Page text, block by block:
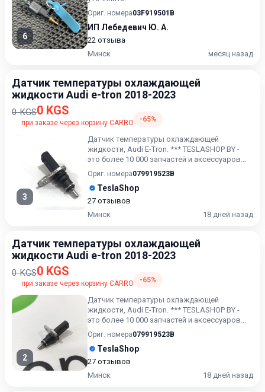
6
Ориг. номера03F919501B
ИП Лебедевич Ю. А.
22 отзыва
Минск
месяц назад
Датчик температуры охлаждающей
жидкости Audi e-tron 2018-2023
0 KGS0 KGS
при заказе через корзину CARRO -65%
3
Датчик температуры охлаждающей
жидкости, Audi E-Tron. *** TESLASHOP BY -
это более 10 000 запчастей и аксессуаров
для TESLAModel 3, Model X,...
Ориг. номера079919523B
TeslaShop
27 отзывов
Минск
18 дней назад
Датчик температуры охлаждающей
жидкости Audi e-tron 2018-2023
0 KGS0 KGS
при заказе через корзину CARRO -65%
2
Датчик температуры охлаждающей
жидкости, Audi E-Tron. *** TESLASHOP BY -
это более 10 000 запчастей и аксессуаров
для TESLAModel 3, Model X,...
Ориг. номера079919523B
TeslaShop
27 отзывов
Минск
18 дней назад